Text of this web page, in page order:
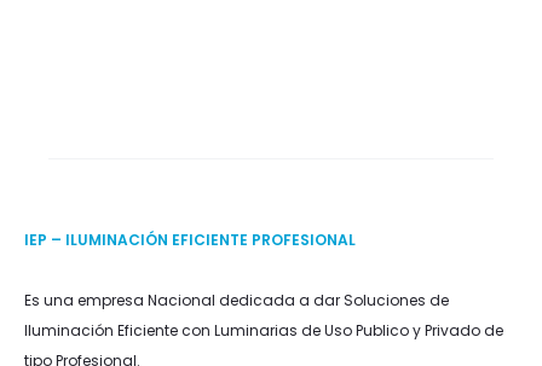
IEP – ILUMINACIÓN EFICIENTE PROFESIONAL
Es una empresa Nacional dedicada a dar Soluciones de
Iluminación Eficiente con Luminarias de Uso Publico y Privado de
tipo Profesional.